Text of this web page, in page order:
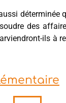
déterminée
des
ils à